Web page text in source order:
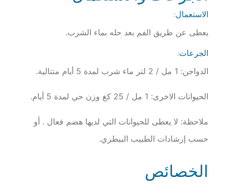
الاستعمال:
يعطى عن طريق الفم بعد حله بماء الشرب.
الجرعات:
الدواجن: 1 مل / 2 لتر ماء شرب لمدة 5 أيام متتالية.
الحيوانات الاخرى: 1 مل / 25 كغ وزن حي لمدة 5 أيام.
ملاحظة: لا يعطى للحيوانات التي لديها هضم فعال . أو
حسب إرشادات الطبيب البيطري.
الخصائص